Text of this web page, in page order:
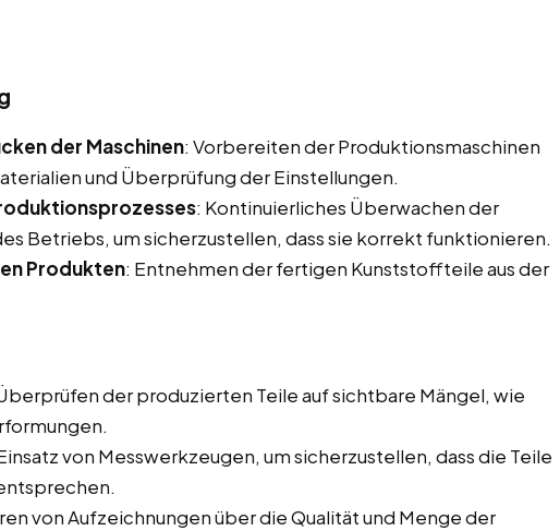
der Maschinen: Vorbereiten der Produktionsmaschinen
und Überprüfung der Einstellungen.
: Kontinuierliches Überwachen der
Betriebs, um sicherzustellen, dass sie korrekt funktionieren.
Produkten: Entnehmen der fertigen Kunststoffteile aus der
der produzierten Teile auf sichtbare Mängel, wie
von Messwerkzeugen, um sicherzustellen, dass die Teile
von Aufzeichnungen über die Qualität und Menge der